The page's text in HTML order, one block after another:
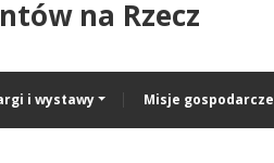
na Rzecz
i wystawy Misje gospodarcze